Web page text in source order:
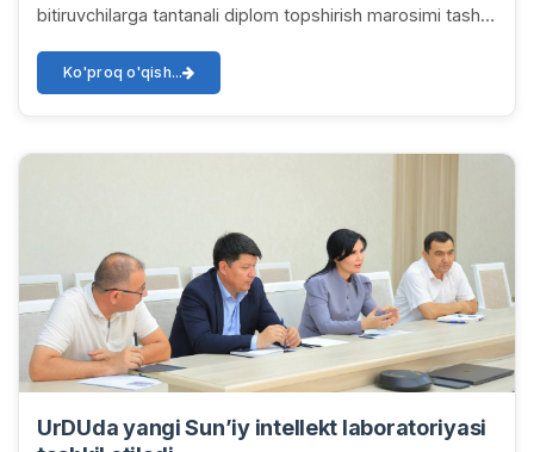
bitiruvchilarga tantanali diplom topshirish marosimi tashkil
Ko'proq o'qish...
UrDUda yangi Sun’iy intellekt laboratoriyasi